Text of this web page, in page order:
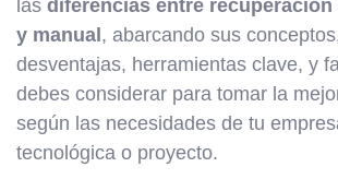
las diferencias entre recuperación
y manual , abarcando sus
desventajas, herramientas clave, y
debes considerar para tomar la
según las necesidades de tu
tecnológica o proyecto.